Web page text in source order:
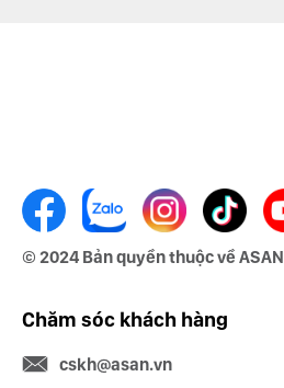
© 2024 Bản quyền thuộc về ASAN
Chăm sóc khách hàng
cskh@asan.vn